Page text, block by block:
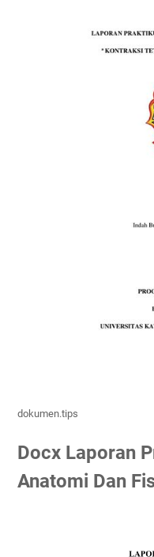
dokumen.tips
Docx Laporan
Anatomi Dan